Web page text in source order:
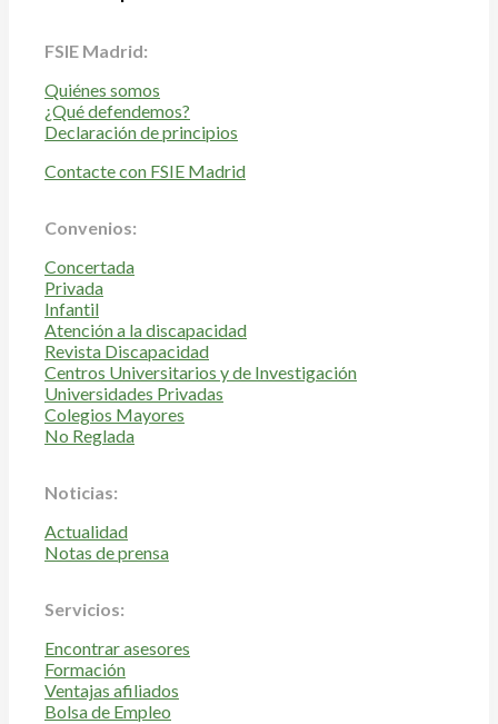
FSIE Madrid:
Quiénes somos
¿Qué defendemos?
Declaración de principios
Contacte con FSIE Madrid
Convenios:
Concertada
Privada
Infantil
Atención a la discapacidad
Revista Discapacidad
Centros Universitarios y de Investigación
Universidades Privadas
Colegios Mayores
No Reglada
Noticias:
Actualidad
Notas de prensa
Servicios:
Encontrar asesores
Formación
Ventajas afiliados
Bolsa de Empleo